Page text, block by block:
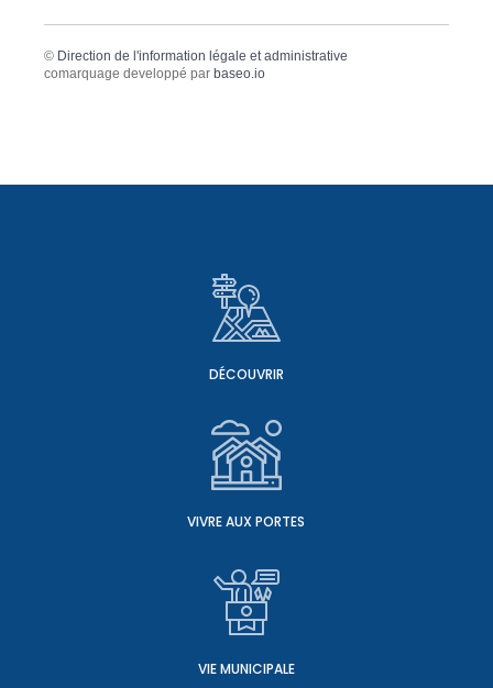
© Direction de l'information légale et administrative
comarquage developpé par baseo.io
DÉCOUVRIR
VIVRE AUX PORTES
VIE MUNICIPALE